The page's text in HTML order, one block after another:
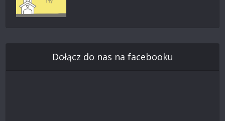
Dołącz do nas na facebooku